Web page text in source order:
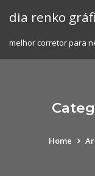
dia renko
melhor corretor para
Home